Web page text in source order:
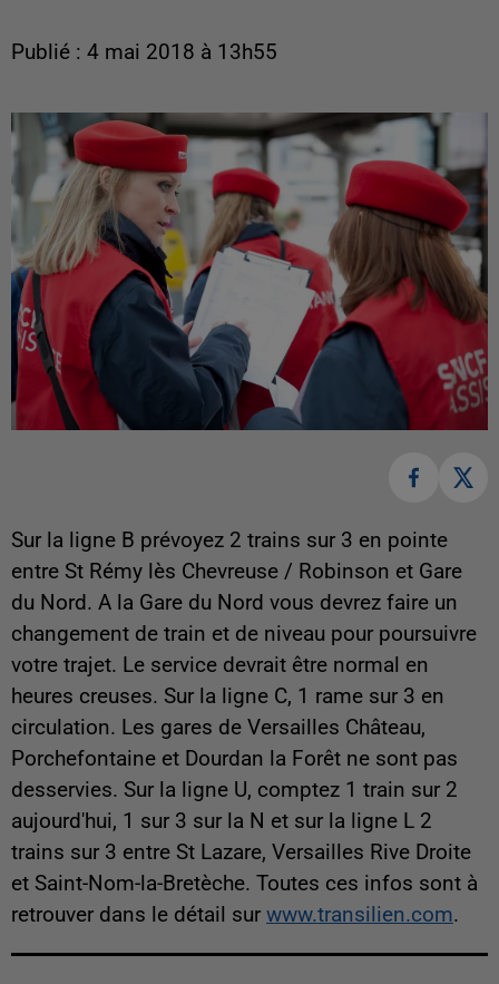
Publié : 4 mai 2018 à 13h55
Sur la ligne B prévoyez 2 trains sur 3 en pointe
entre St Rémy lès Chevreuse / Robinson et Gare
du Nord. A la Gare du Nord vous devrez faire un
changement de train et de niveau pour poursuivre
votre trajet. Le service devrait être normal en
heures creuses. Sur la ligne C, 1 rame sur 3 en
circulation. Les gares de Versailles Château,
Porchefontaine et Dourdan la Forêt ne sont pas
desservies. Sur la ligne U, comptez 1 train sur 2
aujourd'hui, 1 sur 3 sur la N et sur la ligne L 2
trains sur 3 entre St Lazare, Versailles Rive Droite
et Saint-Nom-la-Bretèche. Toutes ces infos sont à
retrouver dans le détail sur www.transilien.com.